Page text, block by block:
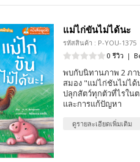
แม่ไก่ขันไม่ได้นะ
รหัสสินค้า : P-YOU-1375
0 รีวิว |
พบกับนิทานภาพ 2 ภา
สมอง "แม่ไก่ชันไม่ได้
ปลุกสัตว์ทุกตัวที่ไรใน
และการแก้ปัญหา
ดูรายละเอียดเพิ่มเติม